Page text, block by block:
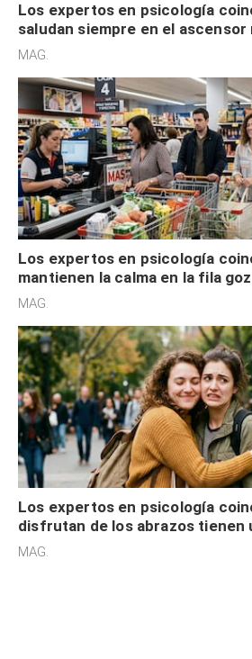
Los expertos en psicología
saludan siempre en el ascensor
defensiva y tienen apertura
MAG.
Los expertos en psicología
mantienen la calma en la fila
cognitiva, gratitud y no solo
MAG.
Los expertos en psicología
disfrutan de los abrazos tienen
sensibilidad a los estímulos
MAG.